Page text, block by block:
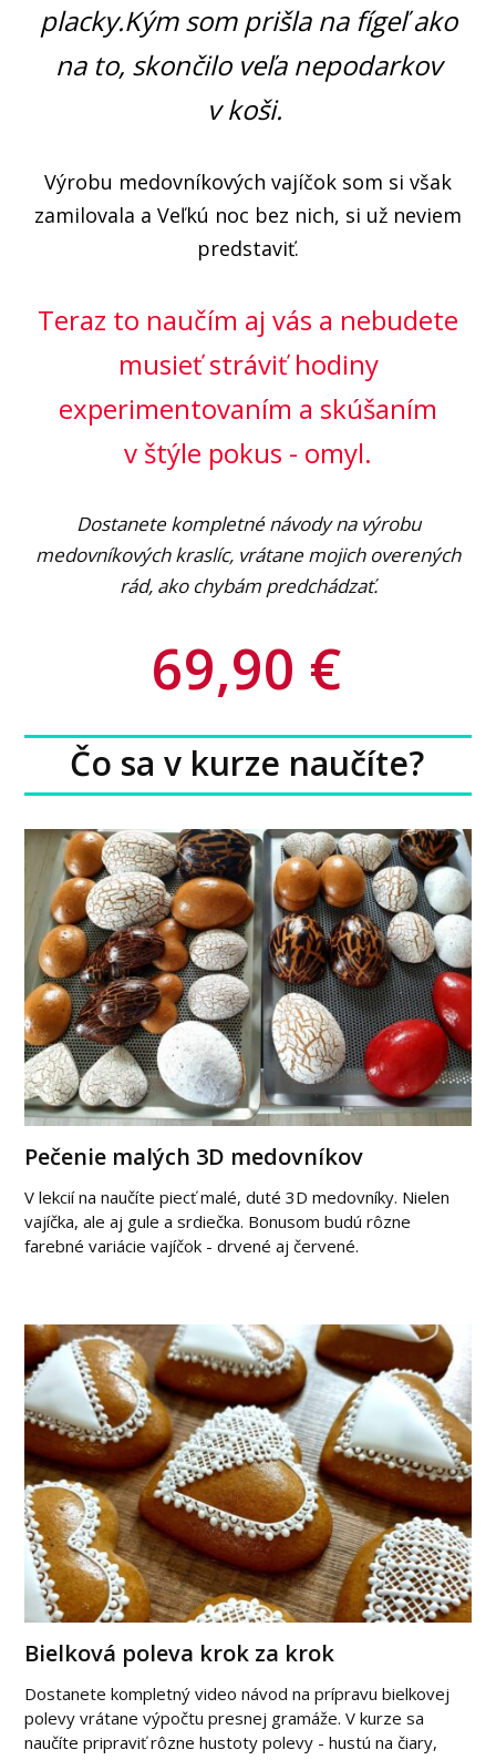
placky.Kým som prišla na fígeľ ako
na to, skončilo veľa nepodarkov
v koši.
Výrobu medovníkových vajíčok som si však
zamilovala a Veľkú noc bez nich, si už neviem
predstaviť.
Teraz to naučím aj vás a nebudete
musieť stráviť hodiny
experimentovaním a skúšaním
v štýle pokus - omyl.
Dostanete kompletné návody na výrobu
medovníkových kraslíc, vrátane mojich overených
rád, ako chybám predchádzať.
69,90 €
Čo sa v kurze naučíte?
Pečenie malých 3D medovníkov
V lekcií na naučíte piecť malé, duté 3D medovníky. Nielen
vajíčka, ale aj gule a srdiečka. Bonusom budú rôzne
farebné variácie vajíčok - drvené aj červené.
Bielková poleva krok za krok
Dostanete kompletný video návod na prípravu bielkovej
polevy vrátane výpočtu presnej gramáže. V kurze sa
naučíte pripraviť rôzne hustoty polevy - hustú na čiary,